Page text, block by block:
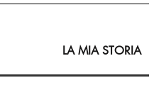
LA MIA STORIA